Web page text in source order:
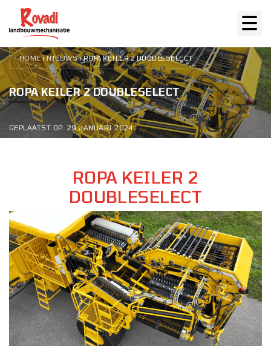
HOME›NIEUWS›ROPA KEILER 2 DOUBLESELECT
ROPA KEILER 2 DOUBLESELECT
GEPLAATST OP: 29 JANUARI 2024
ROPA KEILER 2
DOUBLESELECT